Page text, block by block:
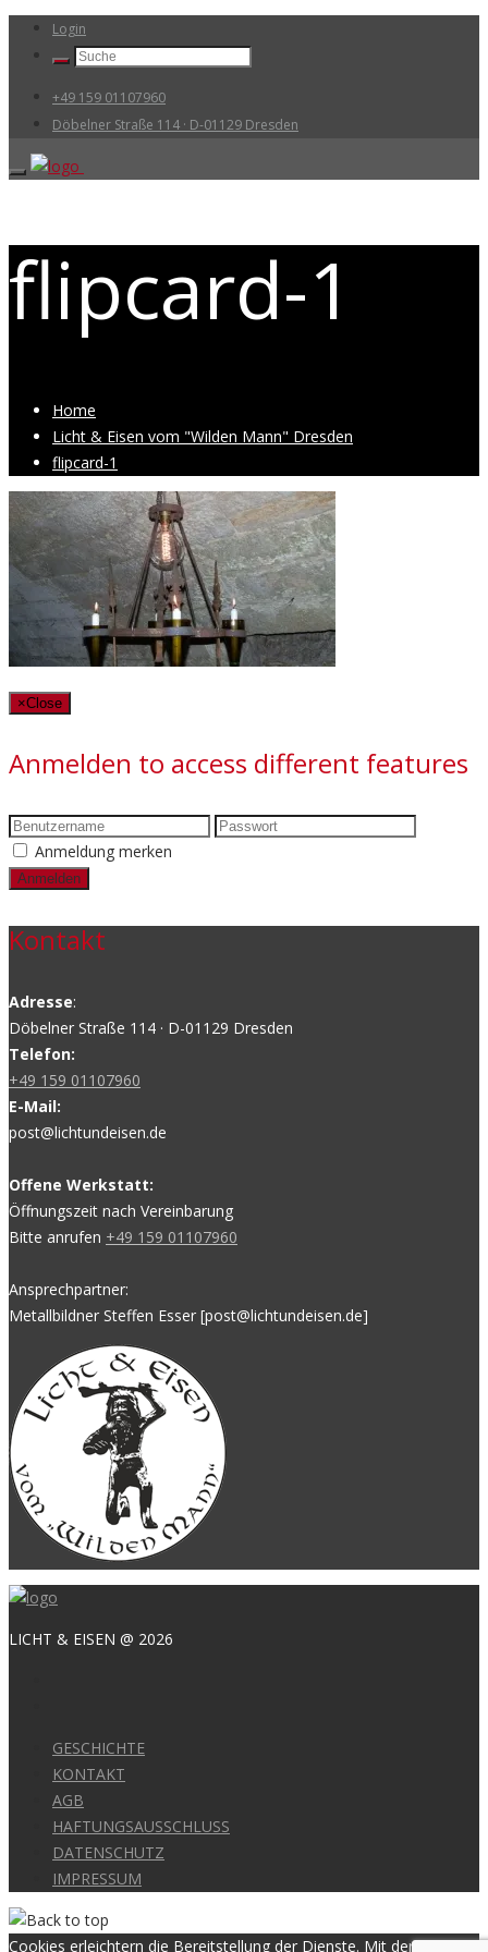
Login
+49 159 01107960
Döbelner Straße 114 · D-01129 Dresden
flipcard-1
Home
Licht & Eisen vom "Wilden Mann" Dresden
flipcard-1
×Close
Anmelden to access different features
Anmeldung merken
Kontakt
Adresse:
Döbelner Straße 114 · D-01129 Dresden
Telefon:
+49 159 01107960
E-Mail:
post@lichtundeisen.de
Offene Werkstatt:
Öffnungszeit nach Vereinbarung
Bitte anrufen +49 159 01107960
Ansprechpartner:
Metallbildner Steffen Esser [post@lichtundeisen.de]
LICHT & EISEN @ 2026
GESCHICHTE
KONTAKT
AGB
HAFTUNGSAUSSCHLUSS
DATENSCHUTZ
IMPRESSUM
Cookies erleichtern die Bereitstellung der Dienste. Mit der Nutzung